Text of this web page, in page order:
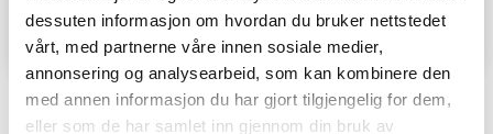
dessuten informasjon om hvordan du bruker nettstedet
vårt, med partnerne våre innen sosiale medier,
annonsering og analysearbeid, som kan kombinere den
med annen informasjon du har gjort tilgjengelig for dem,
eller som de har samlet inn gjennom din bruk av
Cake Pops